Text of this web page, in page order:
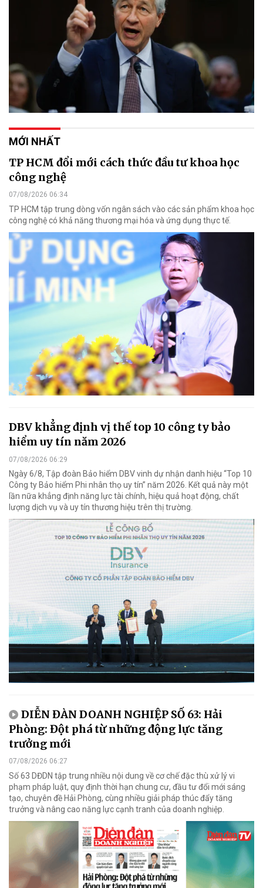
MỚI NHẤT
TP HCM đổi mới cách thức đầu tư khoa học
công nghệ
07/08/2026 06:34
TP HCM tập trung dòng vốn ngân sách vào các sản phẩm khoa học
công nghệ có khả năng thương mại hóa và ứng dụng thực tế.
DBV khẳng định vị thế top 10 công ty bảo
hiểm uy tín năm 2026
07/08/2026 06:29
Ngày 6/8, Tập đoàn Bảo hiểm DBV vinh dự nhận danh hiệu “Top 10
Công ty Bảo hiểm Phi nhân thọ uy tín” năm 2026. Kết quả này một
lần nữa khẳng định năng lực tài chính, hiệu quả hoạt động, chất
lượng dịch vụ và uy tín thương hiệu trên thị trường.
DIỄN ĐÀN DOANH NGHIỆP SỐ 63: Hải
Phòng: Đột phá từ những động lực tăng
trưởng mới
07/08/2026 06:27
Số 63 DĐDN tập trung nhiều nội dung về cơ chế đặc thù xử lý vi
phạm pháp luật, quy định thời hạn chung cư, đầu tư đổi mới sáng
tạo, chuyên đề Hải Phòng, cùng nhiều giải pháp thúc đẩy tăng
trưởng và nâng cao năng lực cạnh tranh của doanh nghiệp.